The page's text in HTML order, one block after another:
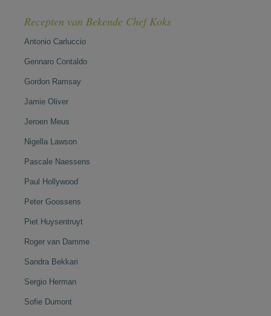
Recepten van Bekende Chef Koks
Antonio Carluccio
Gennaro Contaldo
Gordon Ramsay
Jamie Oliver
Jeroen Meus
Nigella Lawson
Pascale Naessens
Paul Hollywood
Peter Goossens
Piet Huysentruyt
Roger van Damme
Sandra Bekkari
Sergio Herman
Sofie Dumont